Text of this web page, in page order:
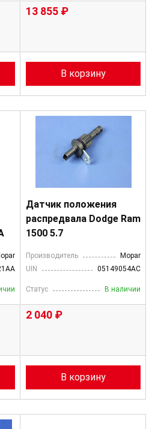
13 855 ₽
В корзину
Датчик положения
распредвала Dodge Ram
1500 5.7
Производитель
Mopar
UIN
05149054AC
Статус В наличии
2 040 ₽
В корзину